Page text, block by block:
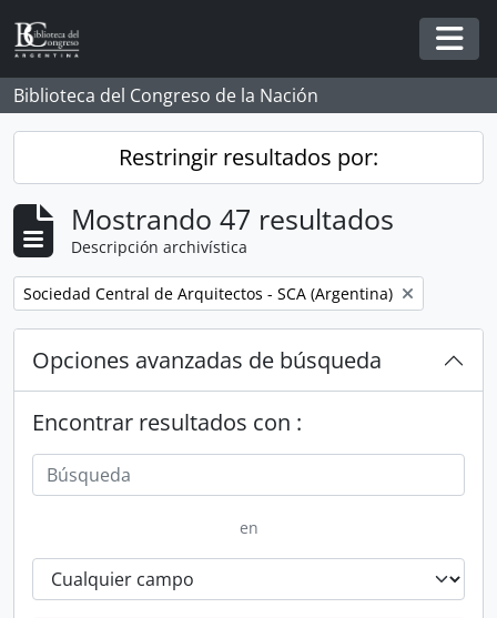
Skip to main content
Biblioteca del Congreso de la Nación
Restringir resultados por:
Mostrando 47 resultados
Descripción archivística
Remove filter:
Sociedad Central de Arquitectos - SCA (Argentina)
Opciones avanzadas de búsqueda
Encontrar resultados con :
en